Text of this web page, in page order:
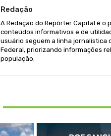
Redação
A Redação do Repórter Capital é
conteúdos informativos e de
usuário seguem a linha jornalística
Federal, priorizando informações
população.